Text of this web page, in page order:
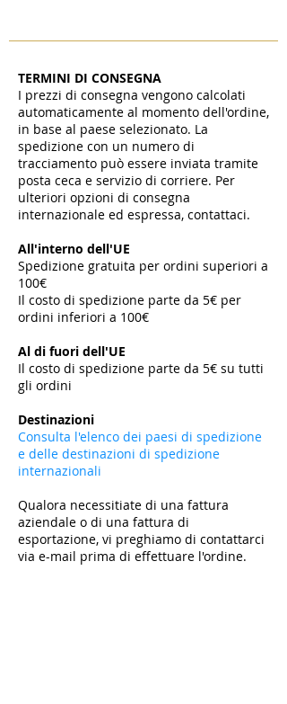
TERMINI DI CONSEGNA
I prezzi di consegna vengono calcolati
automaticamente al momento dell'ordine,
in base al paese selezionato. La
spedizione con un numero di
tracciamento può essere inviata tramite
posta ceca e servizio di corriere. Per
ulteriori opzioni di consegna
internazionale ed espressa, contattaci.
All'interno dell'UE
Spedizione gratuita per ordini superiori a
100€
Il costo di spedizione parte da 5€ per
ordini inferiori a 100€
Al di fuori dell'UE
Il costo di spedizione parte da 5€ su tutti
gli ordini
Destinazioni
Consulta l'elenco dei paesi di spedizione
e delle destinazioni di spedizione
internazionali
Qualora necessitiate di una fattura
aziendale o di una fattura di
esportazione, vi preghiamo di contattarci
via e-mail prima di effettuare l'ordine.